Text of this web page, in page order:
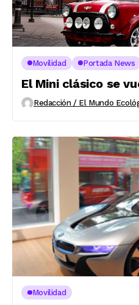
Movilidad Portada News
El Mini clásico se
Redacción / El Mundo
Movilidad